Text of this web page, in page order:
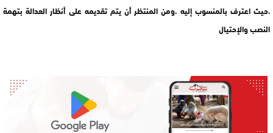
،حيث اعترف بالمنسوب إليه ،ومن المنتظر أن يتم تقديمه على أنظار العدالة بتهمة
النصب والإحتيال